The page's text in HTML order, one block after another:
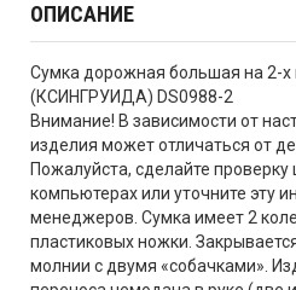
ОПИСАНИЕ
Сумка дорожная большая на 2-х
(КСИНГРУИДА) DS0988-2
Внимание! В зависимости от
изделия может отличаться от
Пожалуйста, сделайте проверку
компьютерах или уточните эту
менеджеров. Сумка имеет 2
пластиковых ножки.
молнии с двумя «собачками».